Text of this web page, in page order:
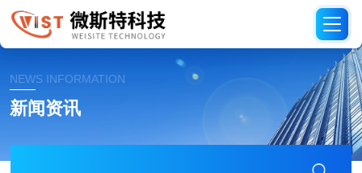
NEWS INFORMATION
新闻资讯